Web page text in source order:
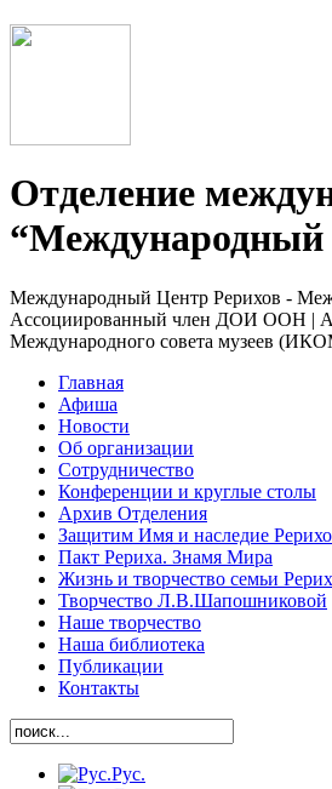
Отделение
“Международный
Международный Центр Рерихов -
Ассоциированный член ДОИ ООН |
Международного совета музеев
Главная
Афиша
Новости
Об организации
Сотрудничество
Конференции и круглые столы
Архив Отделения
Защитим Имя и наследие
Пакт Рериха. Знамя Мира
Жизнь и творчество семьи
Творчество Л.В.Шапошниковой
Наше творчество
Наша библиотека
Публикации
Контакты
Рус.